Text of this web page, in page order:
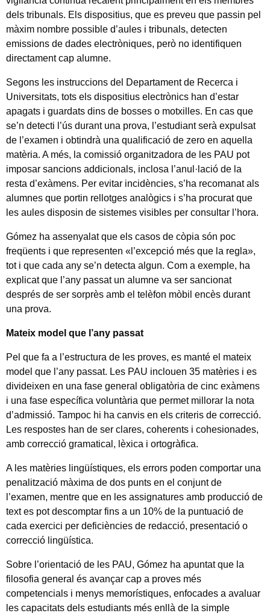
dels tribunals. Els dispositius, que es preveu que passin pel
màxim nombre possible d’aules i tribunals, detecten
emissions de dades electròniques, però no identifiquen
directament cap alumne.
Segons les instruccions del Departament de Recerca i
Universitats, tots els dispositius electrònics han d’estar
apagats i guardats dins de bosses o motxilles. En cas que
se’n detecti l’ús durant una prova, l’estudiant serà expulsat
de l’examen i obtindrà una qualificació de zero en aquella
matèria. A més, la comissió organitzadora de les PAU pot
imposar sancions addicionals, inclosa l’anul·lació de la
resta d’exàmens. Per evitar incidències, s’ha recomanat als
alumnes que portin rellotges analògics i s’ha procurat que
les aules disposin de sistemes visibles per consultar l’hora.
Gómez ha assenyalat que els casos de còpia són poc
freqüents i que representen «l’excepció més que la regla»,
tot i que cada any se’n detecta algun. Com a exemple, ha
explicat que l’any passat un alumne va ser sancionat
després de ser sorprès amb el telèfon mòbil encès durant
una prova.
Mateix model que l’any passat
Pel que fa a l’estructura de les proves, es manté el mateix
model que l’any passat. Les PAU inclouen 35 matèries i es
divideixen en una fase general obligatòria de cinc exàmens
i una fase específica voluntària que permet millorar la nota
d’admissió. Tampoc hi ha canvis en els criteris de correcció.
Les respostes han de ser clares, coherents i cohesionades,
amb correcció gramatical, lèxica i ortogràfica.
A les matèries lingüístiques, els errors poden comportar una
penalització màxima de dos punts en el conjunt de
l’examen, mentre que en les assignatures amb producció de
text es pot descomptar fins a un 10% de la puntuació de
cada exercici per deficiències de redacció, presentació o
correcció lingüística.
Sobre l’orientació de les PAU, Gómez ha apuntat que la
filosofia general és avançar cap a proves més
competencials i menys memorístiques, enfocades a avaluar
les capacitats dels estudiants més enllà de la simple